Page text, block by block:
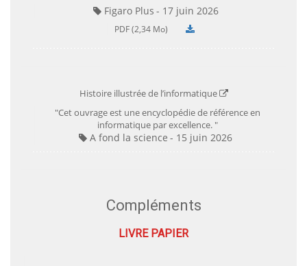
Figaro Plus 17 juin 2026
PDF (2,34 Mo)
Histoire illustrée de l’informatique
"Cet ouvrage est une encyclopédie de référence en
informatique par excellence. "
A fond la science 15 juin 2026
Compléments
LIVRE PAPIER